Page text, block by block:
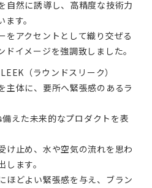
自然に誘導し、高精度な技術力
す。
をアクセントとして織り交ぜる
イメージを強調致しました。
（ラウンドスリーク）
主体に、要所へ緊張感のあるラ
えた未来的なプロダクトを表
け止め、水や空気の流れを思わ
ます。
ほどよい緊張感を与え、ブラン